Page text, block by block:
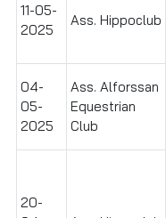
11-05-
2025
Ass. Hippoclub
04-
05-
2025
Ass. Alforssan
Equestrian
Club
20-